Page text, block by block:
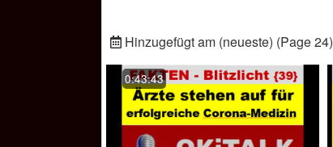
Hinzugefügt am (neueste) (Page 24)
0:43:43